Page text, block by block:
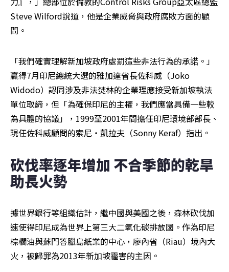
Steve Wilford說道，他是企業威脅與政府腐敗方面的顧
問。
「我們確實理解新加坡政府處罰這些非法行為的承諾。」
贏得7月印尼總統大選的雅加達省長佐科威（Joko
Widodo）認同涉及非法焚林的企業理應接受新加坡執法
單位取締，但「為確保印尼的主權，我們應當具備一些較
為具體的協議」，1999至2001年間擔任印尼環境部部長、
現任佐科威顧問的索尼‧凱拉夫（Sonny Keraf）指出。
砍伐率逐年增加 不合季節的乾旱
助長火勢
據世界銀行等組織估計，繼中國與美國之後，森林砍伐加
速使得印尼成為世界上第三大二氧化碳排放國。作為印尼
棕櫚油與蘇門答臘島紙業的中心，廖內省（Riau）境內大
火，被歸罪為2013年新加坡霾害的主因。